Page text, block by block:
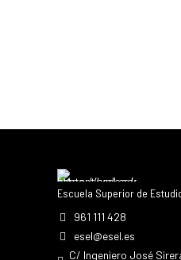
Escuela Superior de
961 111 428
esel@esel.es
C/ Ingeniero José